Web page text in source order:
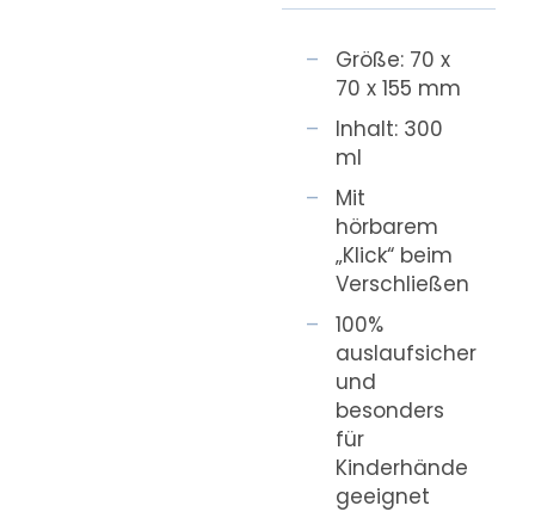
Größe: 70 x
70 x 155 mm
Inhalt: 300
ml
Mit
hörbarem
„Klick“ beim
Verschließen
100%
auslaufsicher
und
besonders
für
Kinderhände
geeignet